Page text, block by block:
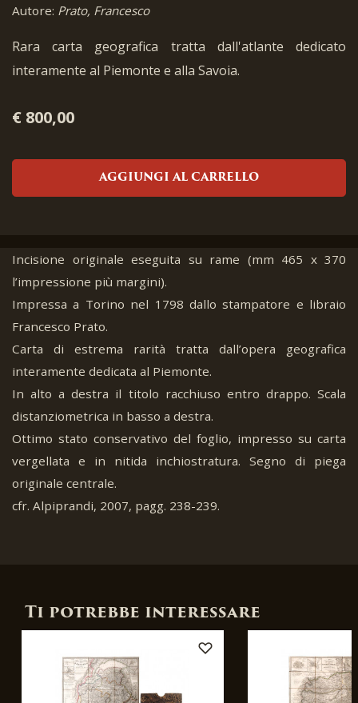
Autore: Prato, Francesco
Rara carta geografica tratta dall'atlante dedicato
interamente al Piemonte e alla Savoia.
€ 800,00
AGGIUNGI AL CARRELLO
Incisione originale eseguita su rame (mm 465 x 370
l’impressione più margini).
Impressa a Torino nel 1798 dallo stampatore e libraio
Francesco Prato.
Carta di estrema rarità tratta dall’opera geografica
interamente dedicata al Piemonte.
In alto a destra il titolo racchiuso entro drappo. Scala
distanziometrica in basso a destra.
Ottimo stato conservativo del foglio, impresso su carta
vergellata e in nitida inchiostratura. Segno di piega
originale centrale.
cfr. Alpiprandi, 2007, pagg. 238-239.
Ti potrebbe interessare